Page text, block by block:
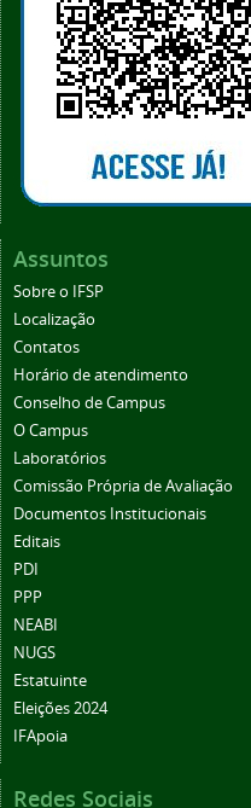
Assuntos
Sobre o IFSP
Localização
Contatos
Horário de atendimento
Conselho de Campus
O Campus
Laboratórios
Comissão Própria de Avaliação
Documentos Institucionais
Editais
PDI
PPP
NEABI
NUGS
Estatuinte
Eleições 2024
IFApoia
Redes Sociais